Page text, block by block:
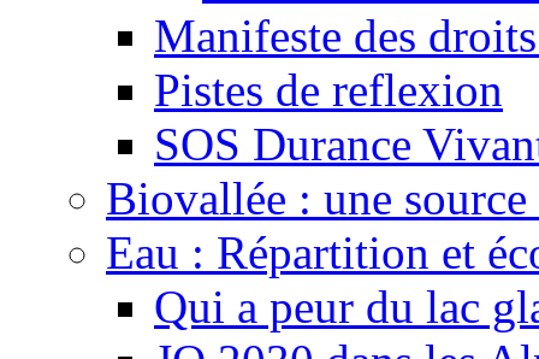
Manifeste des
Pistes de reflexion
SOS Durance
Biovallée : une
Eau : Répartition et
Qui a peur du lac